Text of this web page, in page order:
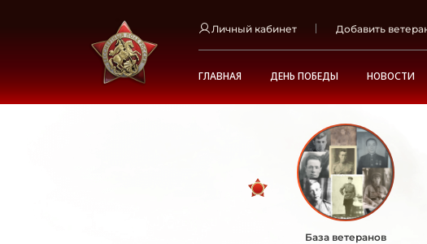
Личный кабинет Добавить
ГЛАВНАЯ ДЕНЬ ПОБЕДЫ НОВОСТИ
База ветеранов